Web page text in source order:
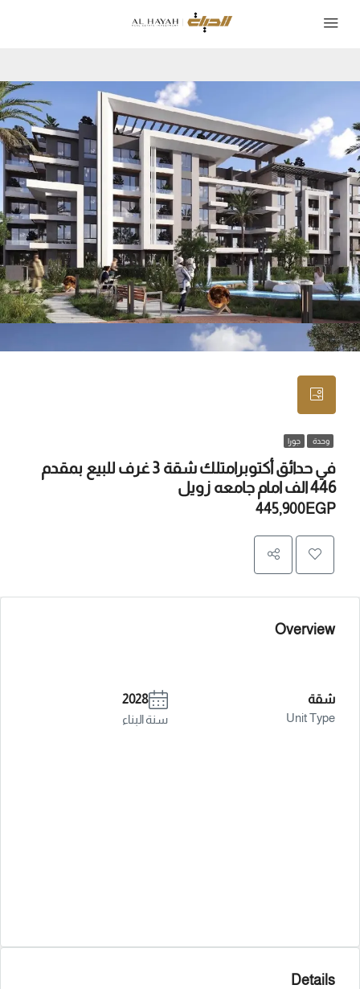
وحدة جورا
في حدائق أكتوبرامتلك شقة 3 غرف للبيع بمقدم
446 الف امام جامعه زويل
445,900EGP
Overview
شقة
Unit Type
2028
سنة البناء
Details